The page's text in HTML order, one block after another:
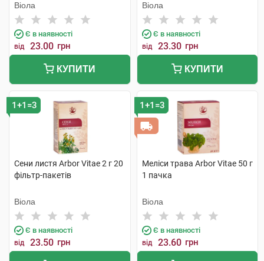
Віола
Є в наявності
від 23.00 грн
КУПИТИ
Віола
Є в наявності
від 23.30 грн
КУПИТИ
1+1=3
Сени листя Arbor Vitae 2 г 20
фільтр-пакетів
Віола
Є в наявності
від 23.50 грн
1+1=3
Меліси трава Arbor Vitae 50 г
1 пачка
Віола
Є в наявності
від 23.60 грн